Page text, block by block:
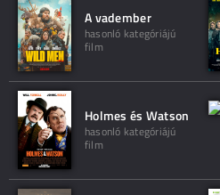
A vadember
hasonló kategóriájú
film
Holmes és Watson
hasonló kategóriájú
film